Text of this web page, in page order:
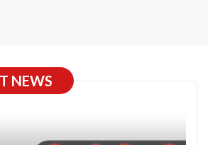
NEWS